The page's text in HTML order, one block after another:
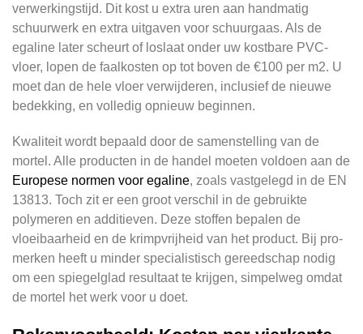
verwerkingstijd. Dit kost u extra uren aan handmatig
schuurwerk en extra uitgaven voor schuurgaas. Als de
egaline later scheurt of loslaat onder uw kostbare PVC-
vloer, lopen de faalkosten op tot boven de €100 per m2. U
moet dan de hele vloer verwijderen, inclusief de nieuwe
bedekking, en volledig opnieuw beginnen.
Kwaliteit wordt bepaald door de samenstelling van de
mortel. Alle producten in de handel moeten voldoen aan de
Europese normen voor egaline, zoals vastgelegd in de EN
13813. Toch zit er een groot verschil in de gebruikte
polymeren en additieven. Deze stoffen bepalen de
vloeibaarheid en de krimpvrijheid van het product. Bij pro-
merken heeft u minder specialistisch gereedschap nodig
om een spiegelglad resultaat te krijgen, simpelweg omdat
de mortel het werk voor u doet.